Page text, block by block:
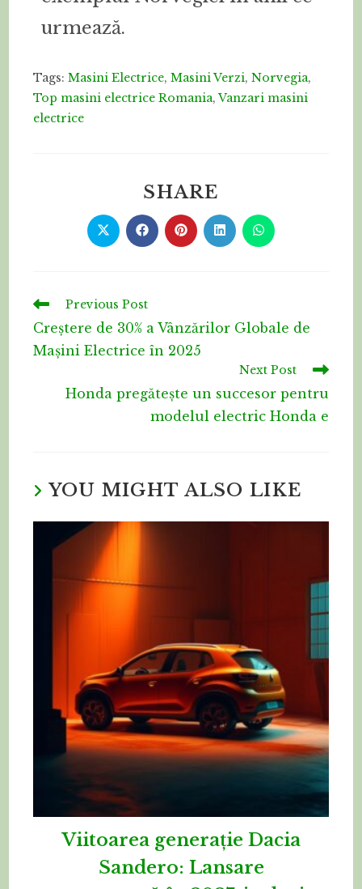
urmează.
Tags:Masini Electrice,Masini Verzi,Norvegia,
Top masini electrice Romania,Vanzari masini
electrice
SHARE
Previous Post
Creștere de 30% a Vânzărilor Globale de
Mașini Electrice în 2025
Next Post
Honda pregătește un succesor pentru
modelul electric Honda e
YOU MIGHT ALSO LIKE
Viitoarea generație Dacia
Sandero: Lansare